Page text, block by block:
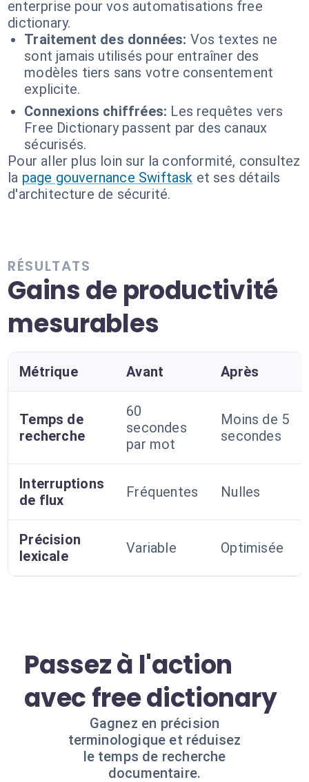
enterprise pour vos automatisations free
dictionary.
Traitement des données: Vos textes ne
sont jamais utilisés pour entraîner des
modèles tiers sans votre consentement
explicite.
Connexions chiffrées: Les requêtes vers
Free Dictionary passent par des canaux
sécurisés.
Pour aller plus loin sur la conformité, consultez
la page gouvernance Swiftask et ses détails
d'architecture de sécurité.
RÉSULTATS
Gains de productivité
mesurables
Métrique Avant Après
Temps de
recherche
60
secondes
par mot
Moins de 5
secondes
Interruptions
de flux
Fréquentes Nulles
Précision
lexicale
Variable Optimisée
Passez à l'action
avec free dictionary
Gagnez en précision
terminologique et réduisez
le temps de recherche
documentaire.